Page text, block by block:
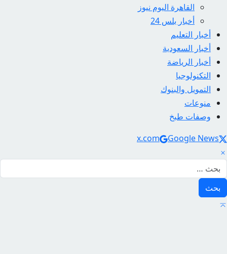
القاهرة اليوم نيوز
أخبار بلس 24
أخبار التعليم
أخبار السعودية
أخبار الرياضة
التكنولوجيا
التمويل والبنوك
منوعات
وصفات طبخ
Social Links
x.com Google News
البحث عن: